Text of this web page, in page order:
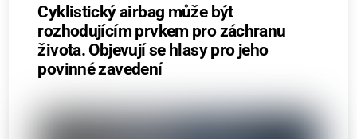
Cyklistický airbag může být
rozhodujícím prvkem pro záchranu
života. Objevují se hlasy pro jeho
povinné zavedení